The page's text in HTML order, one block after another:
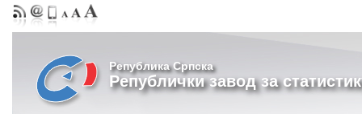
Република Српска
Републички завод за